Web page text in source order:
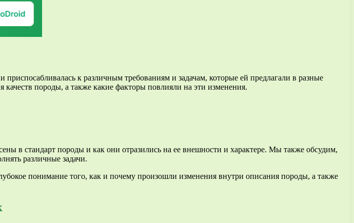
к различным требованиям и задачам, которые ей предлагали в разные
породы, а также какие факторы повлияли на эти изменения.
в стандарт породы и как они отразились на ее внешности и характере. Мы также обсудим,
различные задачи.
понимание того, как и почему произошли изменения внутри описания породы, а также